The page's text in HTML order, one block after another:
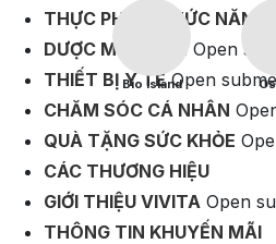
THỰC PHẨM CHỨC NĂNG
DƯỢC MỸ PHẨM Open
THIẾT BỊ Y TẾ Open
CHĂM SÓC CÁ NHÂN
QUÀ TẶNG SỨC KHỎE
CÁC THƯƠNG HIỆU
GIỚI THIỆU VIVITA Open
THÔNG TIN KHUYẾN MÃI
Bio Island